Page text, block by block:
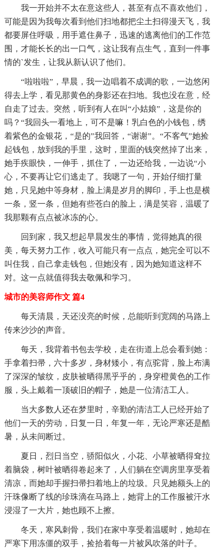
我一开始并不太在意这些人，甚至有点不喜欢他们，
可能是因为我每次看到他们扫地都把尘土扫得漫天飞，我
都要屏住呼吸，用手遮住鼻子，迅速的逃离他们的工作范
围，才能长长的出一口气，这让我有点生气，直到一件事
情的`发生，让我从新认识了他们。
“啦啦啦”，早晨，我一边唱着不成调的歌，一边悠闲
得去上学，看见那黄色的身影还在扫地。我也没在意，经
自走了过去。突然，听到有人在叫“小姑娘”，这是你的
吗？“我回头一看地上，可不是嘛！乳白色的小钱包，绣
着紫色的金银花，“是的”我回答，“谢谢”。“不客气”她捡
起钱包，放到我的手里，这时，里面的钱突然掉了出来，
她手疾眼快，一伸手，抓住了，一边还给我，一边说“小
心，不要再让它们逃走了。我嗯了一句，开始仔细打量
她，只见她中等身材，脸上满是岁月的脚印，手上也是横
一条，竖一条，但她有些苍白的脸上，满是笑容，温暖了
我那颗有点点被冰冻的心。
回到家，我又想起早晨发生的事情，觉得她真的很
美，每天努力工作，收入可能只有一点点，她完全可以不
叫住我，自己拿走钱包，但她没有，因为她知道这样不
对。这一点就值得我去敬佩和学习。
城市的美容师作文 篇4
每天清晨，天还没亮的时候，总能听到宽阔的马路上
传来沙沙的声音。
每天，我背着书包去学校，走在街道上总会看到她：
手拿着扫帚，六十多岁，身材矮小，有点驼背，脸上布满
了深深的皱纹，皮肤被晒得黑乎乎的，身穿橙黄色的工作
服，头上戴着一顶破旧的帽子，她是一位清洁工人。
当大多数人还在梦里时，辛勤的清洁工人已经开始了
他们一天的劳动，日复一日，年复一年，无论严寒还是酷
暑，从未间断过。
夏日，烈日当空，骄阳似火，小花、小草被晒得耷拉
着脑袋，树叶被晒得卷起来了，人们躺在空调房里享受着
清凉，而她却手握扫帚扫着地上的垃圾。只见她额头上的
汗珠像断了线的珍珠滴在马路上，她背上的工作服被汗水
浸湿了一大片，她也顾不上擦。
冬天，寒风刺骨，我们在家中享受着温暖时，她却在
严寒下用冻僵的双手，捡拾着每一片被风吹落的叶子。